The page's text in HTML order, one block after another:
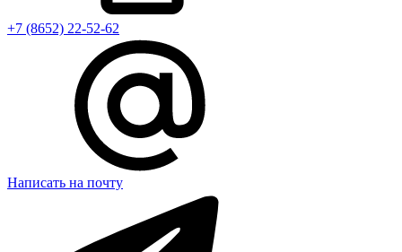
+7 (8652) 22-52-62
Написать на почту